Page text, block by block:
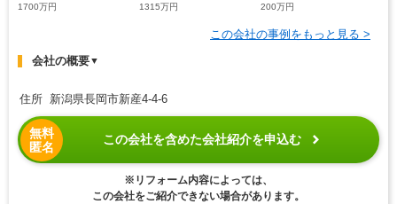
1700万円
1315万円
200万円
この会社の事例をもっと見る >
会社の概要▼
住所 新潟県長岡市新産4-4-6
無料
匿名
この会社を含めた会社紹介を申込む
※リフォーム内容によっては、
この会社をご紹介できない場合があります。